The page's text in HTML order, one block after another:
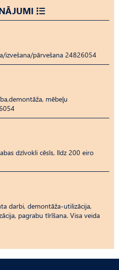
izvešana/pārvešana 24826054
mēbeļu
dzīvokli cēsīs, līdz 200 eiro
darbi, demontāža-utilizācija,
pagrabu tīrīšana. Visa veida